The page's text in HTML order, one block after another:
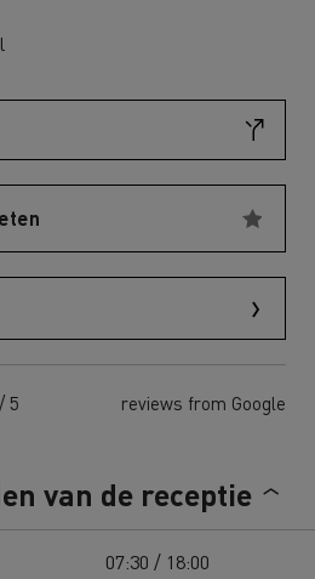
/ 5 reviews from Google
van de receptie
07:30 / 18:00